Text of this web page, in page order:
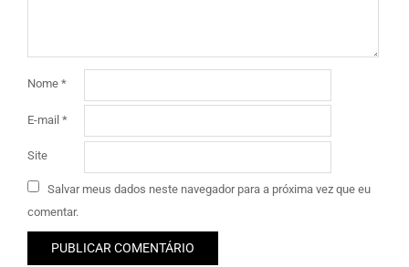
Nome *
E-mail *
Site
Salvar meus dados neste navegador para a próxima vez que eu
comentar.